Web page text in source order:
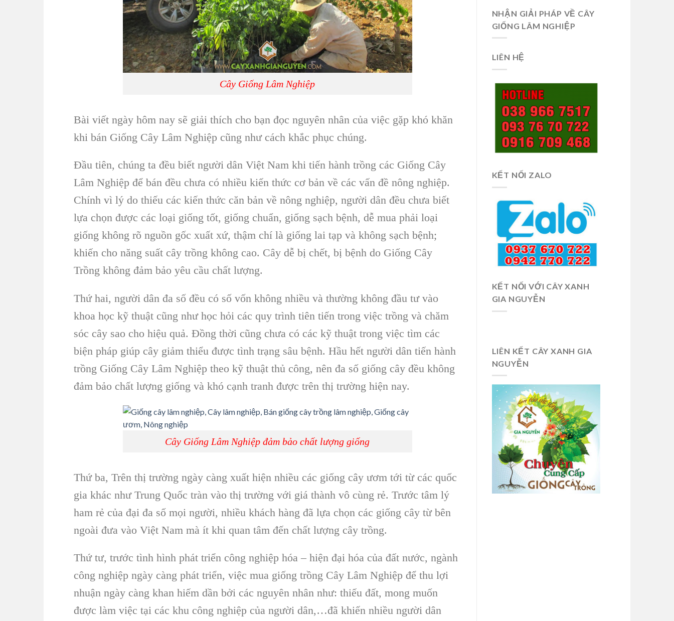
Cây Giống Lâm Nghiệp
Bài viết ngày hôm nay sẽ giải thích cho bạn đọc nguyên nhân của việc gặp khó khăn
khi bán Giống Cây Lâm Nghiệp cũng như cách khắc phục chúng.
Đầu tiên, chúng ta đều biết người dân Việt Nam khi tiến hành trồng các Giống Cây
Lâm Nghiệp để bán đều chưa có nhiều kiến thức cơ bản về các vấn đề nông nghiệp.
Chính vì lý do thiếu các kiến thức căn bản về nông nghiệp, người dân đều chưa biết
lựa chọn được các loại giống tốt, giống chuẩn, giống sạch bệnh, dễ mua phải loại
giống không rõ nguồn gốc xuất xứ, thậm chí là giống lai tạp và không sạch bệnh;
khiến cho năng suất cây trồng không cao. Cây dễ bị chết, bị bệnh do Giống Cây
Trồng không đảm bảo yêu cầu chất lượng.
Thứ hai, người dân đa số đều có số vốn không nhiều và thường không đầu tư vào
khoa học kỹ thuật cũng như học hỏi các quy trình tiên tiến trong việc trồng và chăm
sóc cây sao cho hiệu quả. Đồng thời cũng chưa có các kỹ thuật trong việc tìm các
biện pháp giúp cây giảm thiểu được tình trạng sâu bệnh. Hầu hết người dân tiến hành
trồng Giống Cây Lâm Nghiệp theo kỹ thuật thủ công, nên đa số giống cây đều không
đảm bảo chất lượng giống và khó cạnh tranh được trên thị trường hiện nay.
Cây Giống Lâm Nghiệp đảm bảo chất lượng giống
Thứ ba, Trên thị trường ngày càng xuất hiện nhiều các giống cây ươm tới từ các quốc
gia khác nhưTrung Quốc tràn vào thị trường với giá thành vô cùng rẻ. Trước tâm lý
ham rẻ của đại đa số mọi người, nhiều khách hàng đã lựa chọn các giống cây từ bên
ngoài đưa vào Việt Nam mà ít khi quan tâm đến chất lượng cây trồng.
Thứ tư, trước tình hình phát triển công nghiệp hóa – hiện đại hóa của đất nước, ngành
công nghiệp ngày càng phát triển, việc mua giống trồng Cây Lâm Nghiệp để thu lợi
nhuận ngày càng khan hiếm dần bởi các nguyên nhân như: thiếu đất, mong muốn
được làm việc tại các khu công nghiệp của người dân,…đã khiến nhiều người dân
NHẬN GIẢI PHÁP VỀ CÂY
GIỐNG LÂM NGHIỆP
LIÊN HỆ
KẾT NỐI ZALO
KẾT NỐI VỚI CÂY XANH
GIA NGUYỄN
LIÊN KẾT CÂY XANH GIA
NGUYỄN